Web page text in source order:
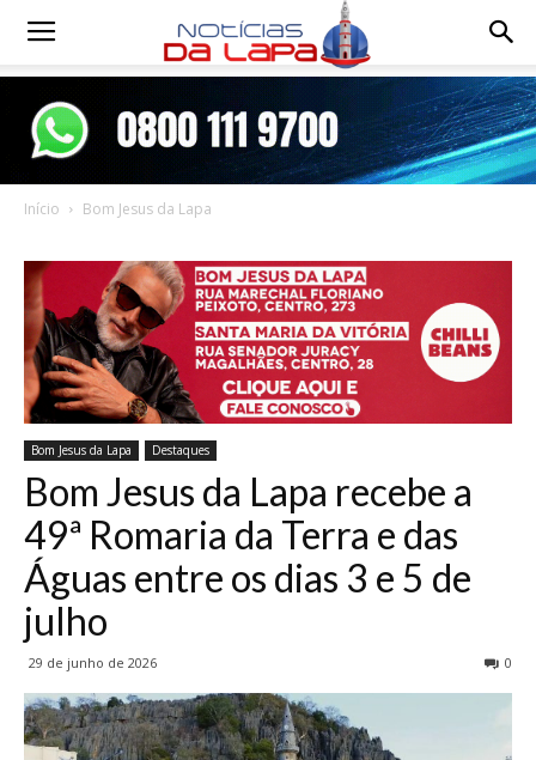
Notícias
Início Bom Jesus da Lapa
Bom Jesus da Lapa Destaques
Bom Jesus da Lapa recebe a
49ª Romaria da Terra e das
Águas entre os dias 3 e 5 de
julho
29 de junho de 2026 0